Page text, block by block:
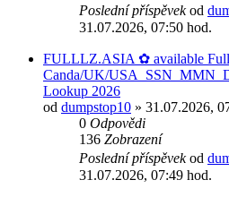
Poslední příspěvekod
31.07.2026, 07:50 hod.
FULLLZ.ASIA ✿ available
Canda/UK/
Lookup 2026
od dumpstop10 » 31.07.2026,
0 Odpovědi
136 Zobrazení
Poslední příspěvekod
31.07.2026, 07:49 hod.